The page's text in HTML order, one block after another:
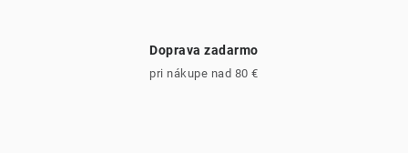
Doprava zadarmo
pri nákupe nad 80 €